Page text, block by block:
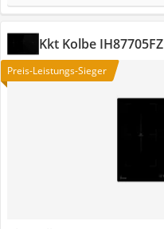
Kkt Kolbe IH87705FZ
Preis-Leistungs-Sieger